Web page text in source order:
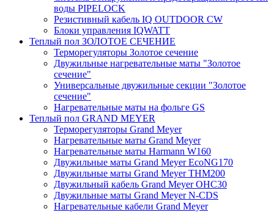
воды PIPELOCK
Резистивный кабель IQ OUTDOOR CW
Блоки управления IQWATT
Теплый пол ЗОЛОТОЕ СЕЧЕНИЕ
Терморегуляторы Золотое сечение
Двужильные нагревательные маты "Золотое
сечение"
Универсальные двужильные секции "Золотое
сечение"
Нагревательные маты на фольге GS
Теплый пол GRAND MEYER
Терморегуляторы Grand Meyer
Нагревательные маты Grand Meyer
Нагревательные маты Harmann W160
Двужильные маты Grand Meyer EcoNG170
Двужильные маты Grand Meyer THM200
Двужильный кабель Grand Meyer OHC30
Двужильные маты Grand Meyer N-CDS
Нагревательные кабели Grand Meyer